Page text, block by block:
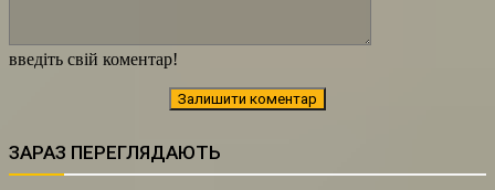
введіть свій коментар!
ЗАРАЗ ПЕРЕГЛЯДАЮТЬ